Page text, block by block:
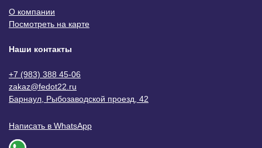
О компании
Посмотреть на карте
Наши контакты
+7 (983) 388 45-06
zakaz@fedot22.ru
Барнаул, Рыбозаводской проезд, 42
Написать в WhatsApp